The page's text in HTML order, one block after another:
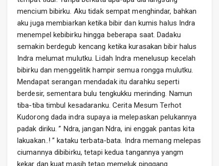
mencium bibirku. Aku tidak sempat menghindar, bahkan
aku juga membiarkan ketika bibir dan kumis halus Indra
menempel kebibirku hingga beberapa saat. Dadaku
semakin berdegub kencang ketika kurasakan bibir halus
Indra melumat mulutku. Lidah Indra menelusup kecelah
bibirku dan menggelitik hampir semua rongga mulutku.
Mendapat serangan mendadak itu darahku seperti
berdesir, sementara bulu tengkukku merinding. Namun
tiba-tiba timbul kesadaranku. Cerita Mesum Terhot
Kudorong dada indra supaya ia melepaskan pelukannya
padak diriku. ” Ndra, jangan Ndra, ini enggak pantas kita
lakuakan..! ” kataku terbata-bata. Indra memang melepas
ciumannya dibibirku, tetapi kedua tangannya yangm